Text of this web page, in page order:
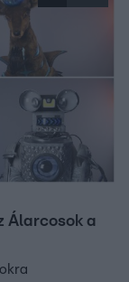
Álarcosok a